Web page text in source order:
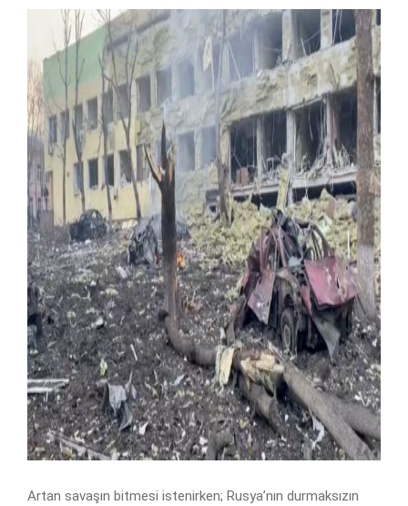
Artan savaşın bitmesi istenirken; Rusya’nın durmaksızın